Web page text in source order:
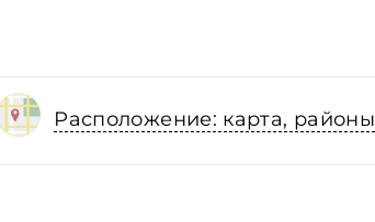
Расположение: карта, районы